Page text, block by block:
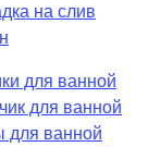
на слив
для ванной
для ванной
для ванной